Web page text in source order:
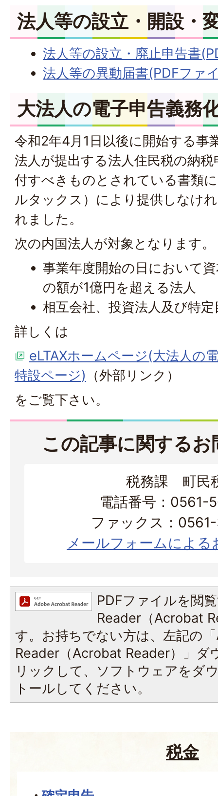
法人等の設立・開設・
法人等の設立・廃止申告書
法人等の異動届書(PDFファ
大法人の電子申告義務
令和2年4月1日以後に開始する事
法人が提出する法人住民税の納
付すべきものとされている書類
ルタックス）により提供しなけ
れました。
次の内国法人が対象となります。
事業年度開始の日において
の額が1億円を超える法人
相互会社、投資法人及び特
詳しくは
eLTAXホームページ(大法人の
特設ページ) （外部リンク）
をご覧下さい。
この記事に関する
税務課 町民
電話番号：0561-
ファックス：
メールフォームによる
PDFファイルを閲
Reader（Acrobat
す。お持ちでない方は、左記の
Reader（Acrobat Reader）」ダ
リックして、ソフトウェアをダ
トールしてください。
税金